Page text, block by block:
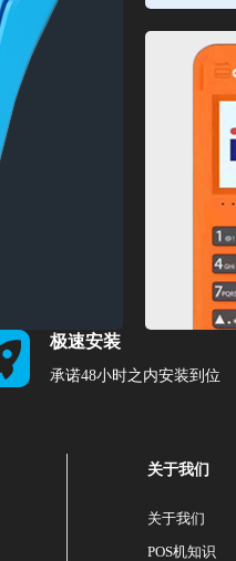
极速安装
承诺48小时之内安装到位
关于我们
关于我们
POS机知识